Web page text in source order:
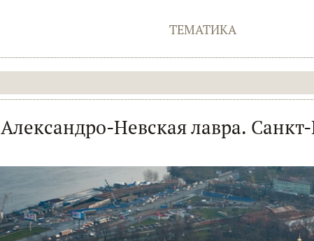
ТЕМАТИКА
Александро-Невская лавра.